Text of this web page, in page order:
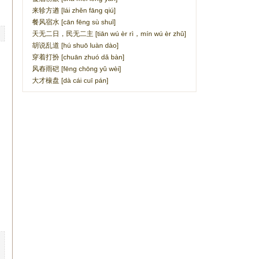
来轸方遒 [lái zhěn fāng qiú]
餐风宿水 [cān fēng sù shuǐ]
天无二日，民无二主 [tiān wú èr rì，mín wú èr zhǔ]
胡说乱道 [hú shuō luàn dào]
穿着打扮 [chuān zhuó dǎ bàn]
风舂雨硙 [fēng chōng yǔ wèi]
大才榱盘 [dà cái cuī pán]